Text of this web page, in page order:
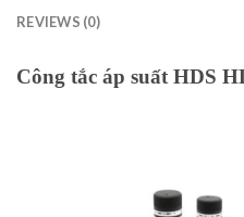
REVIEWS (0)
Công tắc áp suất HDS